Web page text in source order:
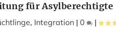
für Asylberechtigte
, Integration |0 |